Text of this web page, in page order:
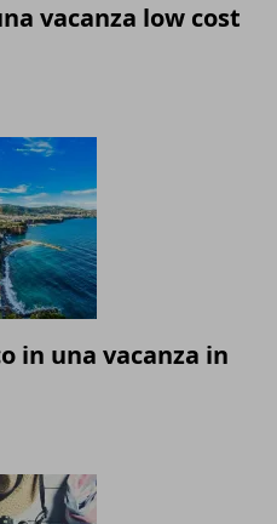
vacanza low cost
in una vacanza in